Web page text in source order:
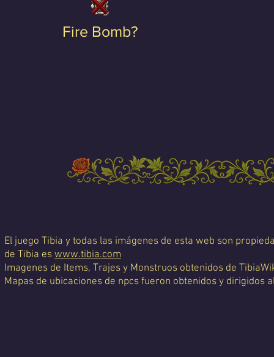
Fire Bomb?
El juego Tibia y todas las imágenes de esta web son
de Tibia es www.tibia.com
Imagenes de Items, Trajes y Monstruos obtenidos de
Mapas de ubicaciones de npcs fueron obtenidos y dirigidos